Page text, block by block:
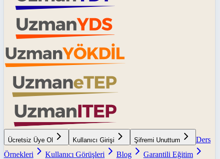
Ücretsiz Üye Ol Kullanıcı Girişi Şifremi Unuttum
Ders
Örnekleri
Kullanıcı Görüşleri Blog
Garantili Eğitim